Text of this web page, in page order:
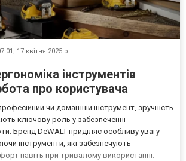
17 квітня 2025 р.
інструментів
про користувача
чи домашній інструмент, зручність
ключову роль у забезпеченні
Бренд DeWALT приділяє особливу увагу
інструменти, які забезпечують
навіть при тривалому використанні.